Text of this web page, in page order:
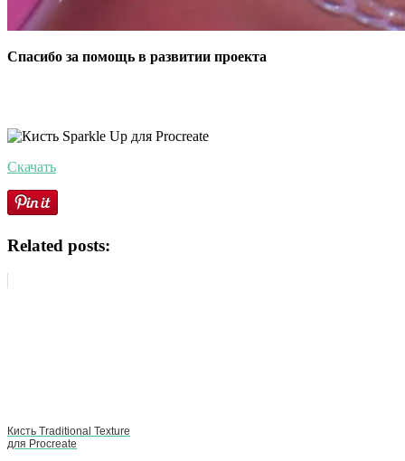
Спасибо за помощь в развитии проекта
Скачать
Related posts:
Кисть Traditional Texture
для Procreate